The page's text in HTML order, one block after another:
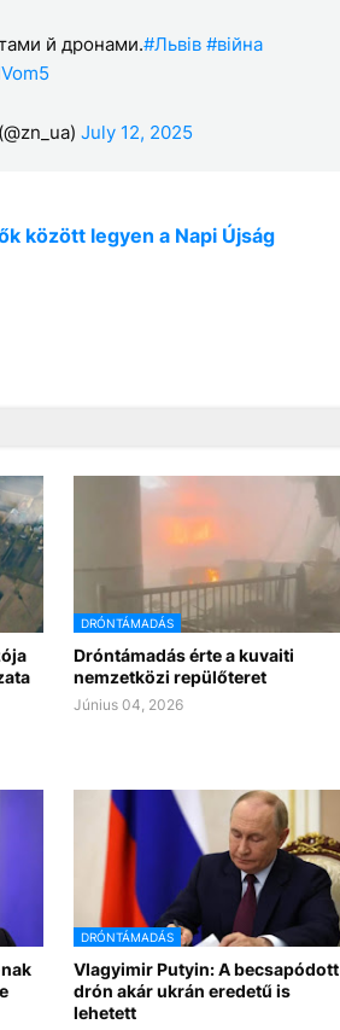
й дронами.#Львів #війна
July 12, 2025
között legyen a Napi Újság
DRÓNTÁMADÁS
Dróntámadás érte a kuvaiti
nemzetközi repülőteret
Június 04, 2026
DRÓNTÁMADÁS
Vlagyimir Putyin: A becsapódott
drón akár ukrán eredetű is
lehetett